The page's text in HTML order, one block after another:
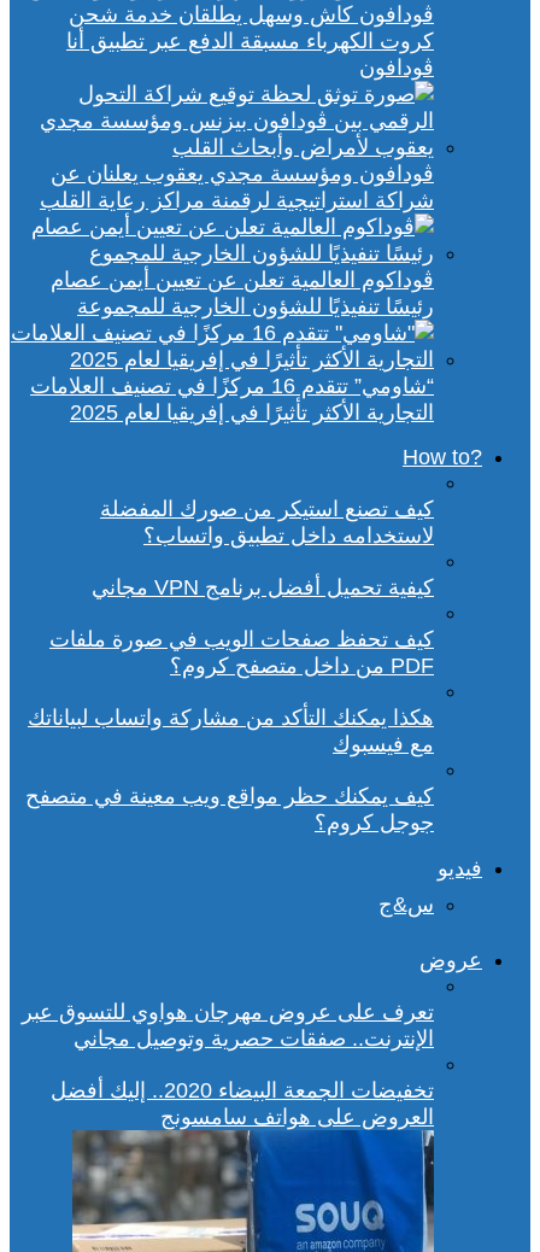
ڤودافون كاش وسهل يطلقان خدمة شحن
كروت الكهرباء مسبقة الدفع عبر تطبيق أنا
ڤودافون
ڤودافون ومؤسسة مجدي يعقوب يعلنان عن
شراكة استراتيجية لرقمنة مراكز رعاية القلب
ڤوداكوم العالمية تعلن عن تعيين أيمن عصام
رئيسًا تنفيذيًا للشؤون الخارجية للمجموعة
“شاومي” تتقدم 16 مركزًا في تصنيف العلامات
التجارية الأكثر تأثيرًا في إفريقيا لعام 2025
?How to
كيف تصنع استيكر من صورك المفضلة
لاستخدامه داخل تطبيق واتساب؟
كيفية تحميل أفضل برنامج VPN مجاني
كيف تحفظ صفحات الويب في صورة ملفات
PDF من داخل متصفح كروم؟
هكذا يمكنك التأكد من مشاركة واتساب لبياناتك
مع فيسبوك
كيف يمكنك حظر مواقع ويب معينة في متصفح
جوجل كروم؟
فيديو
س&ج
عروض
تعرف على عروض مهرجان هواوي للتسوق عبر
الإنترنت.. صفقات حصرية وتوصيل مجاني
تخفيضات الجمعة البيضاء 2020.. إليك أفضل
العروض على هواتف سامسونج